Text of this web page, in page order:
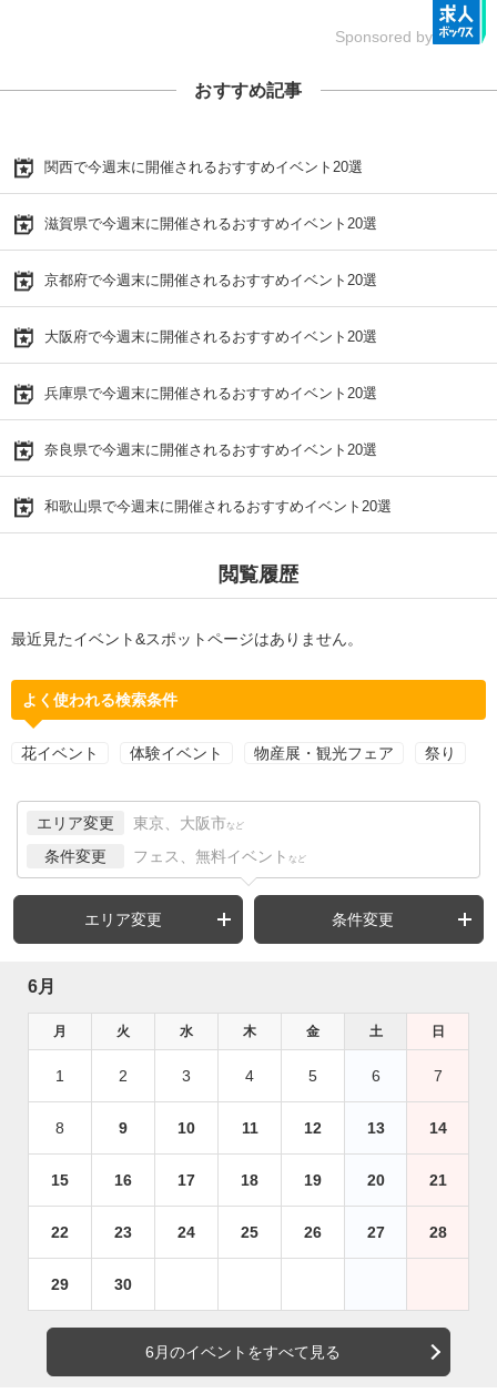
Sponsored by
おすすめ記事
関西で今週末に開催されるおすすめイベント20選
滋賀県で今週末に開催されるおすすめイベント20選
京都府で今週末に開催されるおすすめイベント20選
大阪府で今週末に開催されるおすすめイベント20選
兵庫県で今週末に開催されるおすすめイベント20選
奈良県で今週末に開催されるおすすめイベント20選
和歌山県で今週末に開催されるおすすめイベント20選
閲覧履歴
最近見たイベント&スポットページはありません。
よく使われる検索条件
花イベント 体験イベント 物産展・観光フェア 祭り
エリア変更 東京、大阪市 など
条件変更 フェス、無料イベント など
エリア変更 条件変更
6月
月 火 水 木 金 土 日
1 2 3 4 5 6 7
8 9 10 11 12 13 14
15 16 17 18 19 20 21
22 23 24 25 26 27 28
29 30
6月のイベントをすべて見る